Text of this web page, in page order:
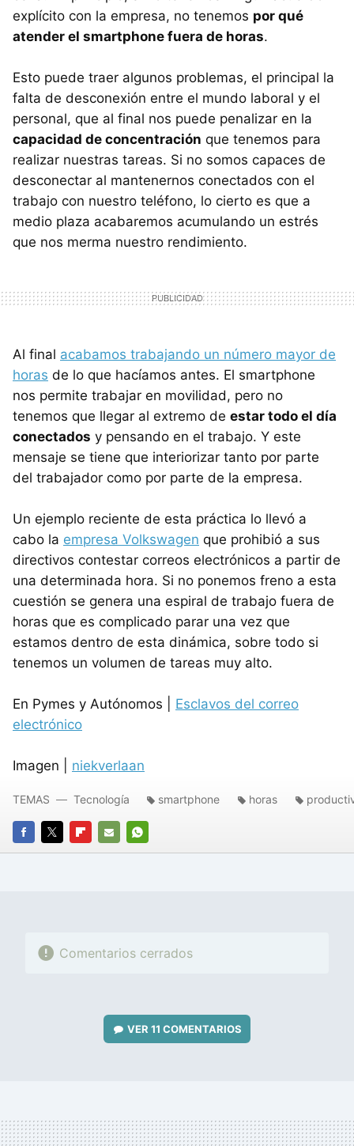
explícito con la empresa, no tenemos por qué
atender el smartphone fuera de horas.
Esto puede traer algunos problemas, el principal la
falta de desconexión entre el mundo laboral y el
personal, que al final nos puede penalizar en la
capacidad de concentración que tenemos para
realizar nuestras tareas. Si no somos capaces de
desconectar al mantenernos conectados con el
trabajo con nuestro teléfono, lo cierto es que a
medio plaza acabaremos acumulando un estrés
que nos merma nuestro rendimiento.
Al final acabamos trabajando un número mayor de
horas de lo que hacíamos antes. El smartphone
nos permite trabajar en movilidad, pero no
tenemos que llegar al extremo de estar todo el día
conectados y pensando en el trabajo. Y este
mensaje se tiene que interiorizar tanto por parte
del trabajador como por parte de la empresa.
Un ejemplo reciente de esta práctica lo llevó a
cabo la empresa Volkswagen que prohibió a sus
directivos contestar correos electrónicos a partir de
una determinada hora. Si no ponemos freno a esta
cuestión se genera una espiral de trabajo fuera de
horas que es complicado parar una vez que
estamos dentro de esta dinámica, sobre todo si
tenemos un volumen de tareas muy alto.
En Pymes y Autónomos | Esclavos del correo
electrónico
Imagen | niekverlaan
FACEBOOK
TWITTERFLIPBOARD
E-
WHATSAPP
TEMAS Tecnología smartphone horas
Comentarios cerrados
VER11 COMENTARIOS